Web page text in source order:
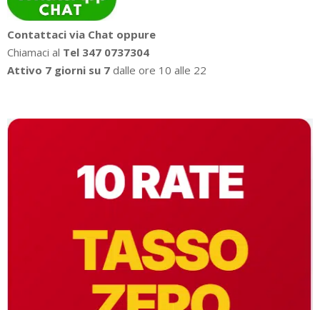
Contattaci via Chat oppure
Chiamaci al Tel 347 0737304
Attivo 7 giorni su 7 dalle ore 10 alle 22